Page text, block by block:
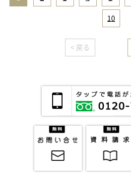
10
< 戻る